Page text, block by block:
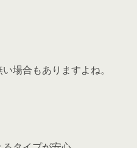
場合もありますよね。